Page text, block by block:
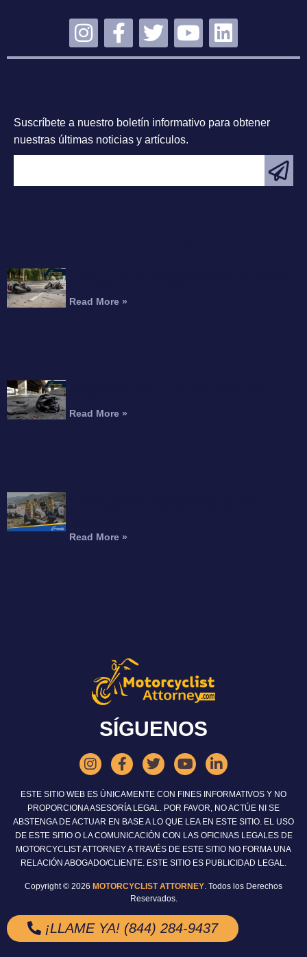
Suscríbete a nuestro boletín informativo para obtener
nuestras últimas noticias y artículos.
Read More »
Read More »
Read More »
SÍGUENOS
ESTE SITIO WEB ES ÚNICAMENTE CON FINES INFORMATIVOS Y NO
PROPORCIONA ASESORÍA LEGAL. POR FAVOR, NO ACTÚE NI SE
ABSTENGA DE ACTUAR EN BASE A LO QUE LEA EN ESTE SITIO. EL USO
DE ESTE SITIO O LA COMUNICACIÓN CON LAS OFICINAS LEGALES DE
MOTORCYCLIST ATTORNEY A TRAVÉS DE ESTE SITIO NO FORMA UNA
RELACIÓN ABOGADO/CLIENTE. ESTE SITIO ES PUBLICIDAD LEGAL.
Copyright © 2026 MOTORCYCLIST ATTORNEY. Todos los Derechos
Reservados.
¡LLAME YA! (844) 284-9437